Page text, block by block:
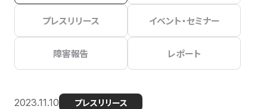
プレスリリース イベント・セミナー
障害報告 レポート
2023.11.10 プレスリリース